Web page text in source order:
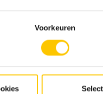
Voorkeuren
op het terrein van Eljo
(vanaf hier zijn